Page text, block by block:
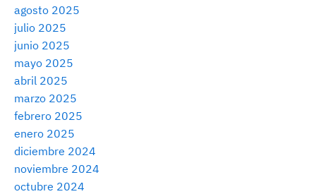
agosto 2025
julio 2025
junio 2025
mayo 2025
abril 2025
marzo 2025
febrero 2025
enero 2025
diciembre 2024
noviembre 2024
octubre 2024